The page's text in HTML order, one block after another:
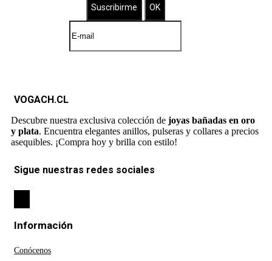
VOGACH.CL
Descubre nuestra exclusiva colección de joyas bañadas en oro
y plata. Encuentra elegantes anillos, pulseras y collares a precios
asequibles. ¡Compra hoy y brilla con estilo!
Sigue nuestras redes sociales
Información
Conócenos